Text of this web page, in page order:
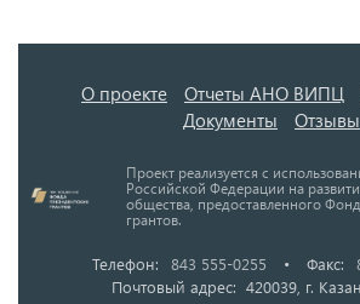
О проекте Отчеты АНО ВИПЦ
Документы
Отзывы
Проект реализуется с
Российской Федерации на
общества, предоставленного
грантов.
Телефон: 843 555-0255 • Факс:
Почтовый адрес: 420039, г.